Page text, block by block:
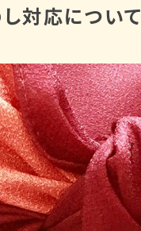
し対応について